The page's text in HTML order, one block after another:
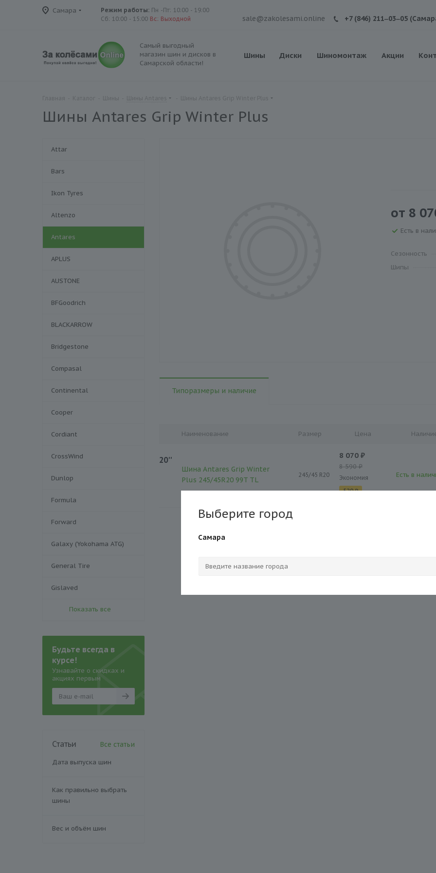
Самара Режим работы: Пн -Пт: 10:00 - 19:00
Сб: 10:00 - 15:00 Вс: Выходной sale@zakolesami.online +7 (846) 211‒03‒05
Самый выгодный
магазин шин и дисков в
Самарской области!
Шины Диски Шиномонтаж Акции
Шины Antares Grip Winter Plus
от 8
Есть в
Сезонность
Шипы
Типоразмеры и наличие
Наименование Размер Цена
20''
Шина Antares Grip Winter
Plus 245/45R20 99T TL
245/45 R20
8 070 ₽
8 590 ₽
Экономия
520 ₽
Есть в
Attar
Bars
Ikon Tyres
Altenzo
Antares
APLUS
AUSTONE
BFGoodrich
BLACKARROW
Bridgestone
Compasal
Continental
Cooper
Cordiant
CrossWind
Dunlop
Formula
Forward
Galaxy (Yokohama ATG)
General Tire
Gislaved
Показать все
Будьте всегда в
курсе!
Узнавайте о скидках и
акциях первым
Статьи Все статьи
Дата выпуска шин
Как правильно выбрать
шины
Вес и объём шин
Выберите город
Самара